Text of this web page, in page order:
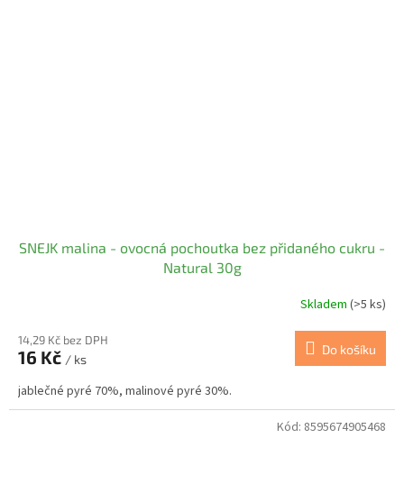
SNEJK malina - ovocná pochoutka bez přidaného cukru -
Natural 30g
Skladem (>5 ks)
14,29 Kč bez DPH
16 Kč / ks
Do košíku
jablečné pyré 70%, malinové pyré 30%.
Kód: 8595674905468